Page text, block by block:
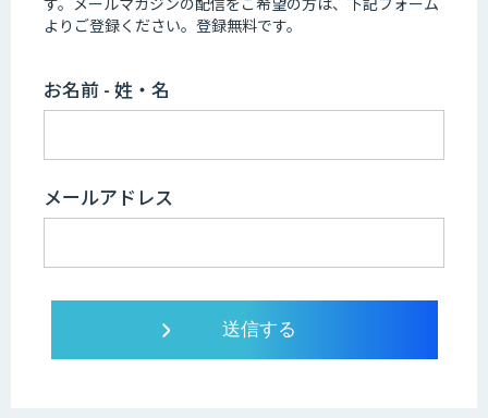
よりご登録ください。登録無料です。
お名前 - 姓・名
メールアドレス